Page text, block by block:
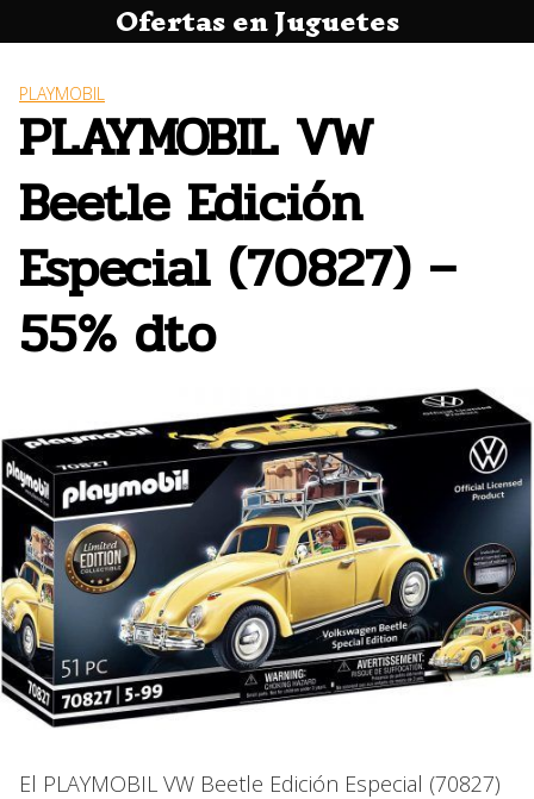
al
Ofertas en Juguetes
PLAYMOBIL
PLAYMOBIL VW
Beetle Edición
Especial (70827) –
55% dto
El PLAYMOBIL VW Beetle Edición Especial (70827)